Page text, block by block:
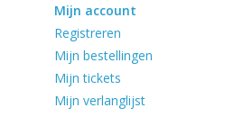
Mijn account
Registreren
Mijn bestellingen
Mijn tickets
Mijn verlanglijst